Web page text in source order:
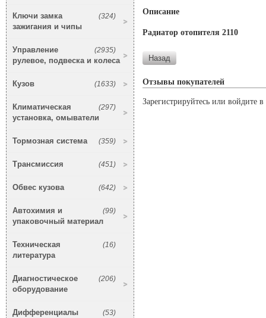
(324)
Ключи замка
зажигания и чипы
(2935)
Управление
рулевое, подвеска и колеса
(1633)
Кузов
(297)
Климатическая
установка, омыватели
(359)
Тормозная система
(451)
Трансмиссия
(642)
Обвес кузова
(99)
Автохимия и
упаковочный материал
(16)
Техническая
литература
(206)
Диагностическое
оборудование
(53)
Дифференциалы
Описание
Радиатор отопителя 2110
Отзывы покупателей
Зарегистрируйтесь или войдите